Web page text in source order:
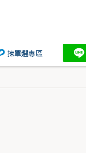
揀單選專區